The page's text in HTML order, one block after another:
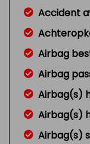
Accident
Airbag
Airbag
Airbag(s)
Airbag(s)
Airbag(s)